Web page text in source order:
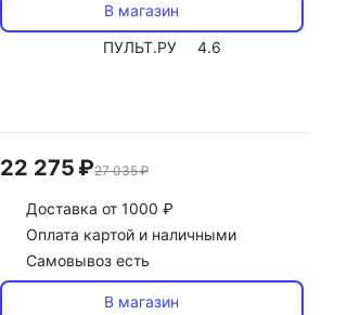
В магазин
ПУЛЬТ.РУ
4.6
22 275 ₽27 035 ₽
Доставка от 1000 ₽
Оплата картой и наличными
Самовывоз есть
В магазин